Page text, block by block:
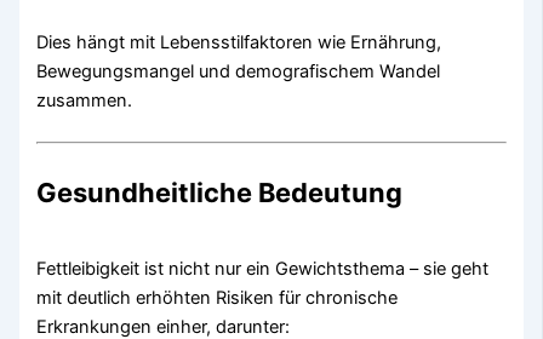
Dies hängt mit Lebensstilfaktoren wie Ernährung,
Bewegungsmangel und demografischem Wandel
zusammen.
Gesundheitliche Bedeutung
Fettleibigkeit ist nicht nur ein Gewichtsthema – sie geht
mit deutlich erhöhten Risiken für chronische
Erkrankungen einher, darunter: